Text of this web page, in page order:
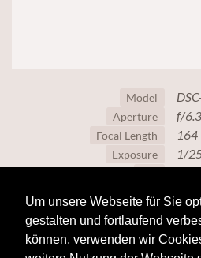
Um unsere Webseite für Sie
gestalten und fortlaufend
können, verwenden wir
Model
Aperture f/6.3
Focal Length 164
Exposure 1/
80